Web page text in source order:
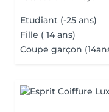
Etudiant (-25 ans)
Fille ( 14 ans)
Coupe garçon